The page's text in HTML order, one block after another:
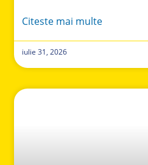
Citeste mai multe
iulie 31, 2026